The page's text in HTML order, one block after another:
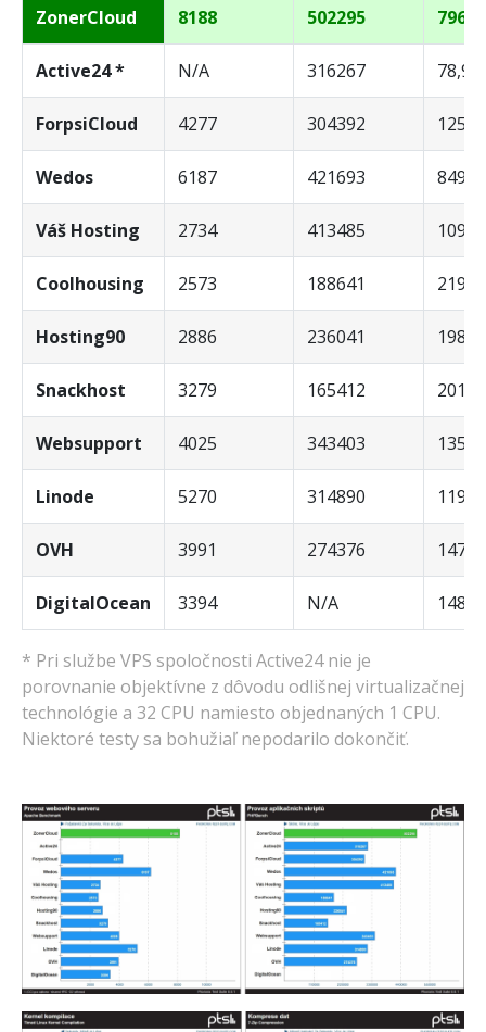
ZonerCloud 8188 502295
Active24 * N/A 316267 78,91
ForpsiCloud 4277 304392
Wedos 6187 421693
Váš Hosting 2734 413485
Coolhousing 2573 188641
Hosting90 2886 236041
Snackhost 3279 165412
Websupport 4025 343403
Linode 5270 314890
OVH 3991 274376
DigitalOcean 3394 N/A
* Pri službe VPS spoločnosti Active24 nie je
porovnanie objektívne z dôvodu odlišnej virtualizačnej
technológie a 32 CPU namiesto objednaných 1 CPU.
Niektoré testy sa bohužiaľ nepodarilo dokončiť.